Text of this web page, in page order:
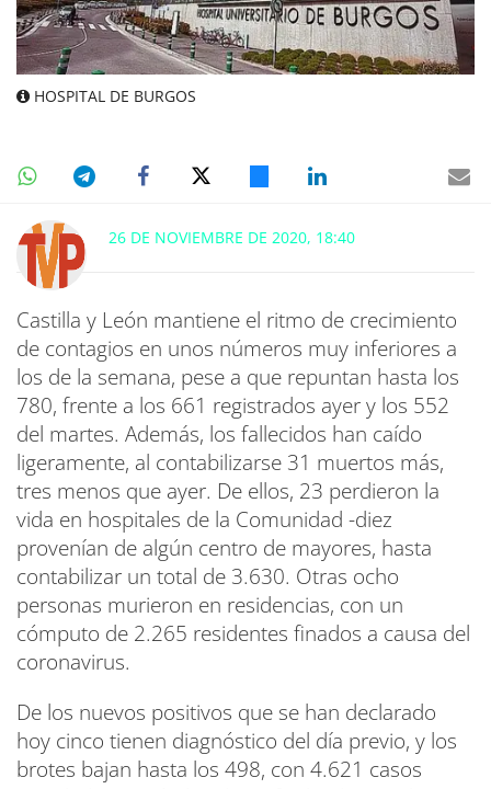
HOSPITAL DE BURGOS
26 DE NOVIEMBRE DE 2020, 18:40
Castilla y León mantiene el ritmo de crecimiento
de contagios en unos números muy inferiores a
los de la semana, pese a que repuntan hasta los
780, frente a los 661 registrados ayer y los 552
del martes. Además, los fallecidos han caído
ligeramente, al contabilizarse 31 muertos más,
tres menos que ayer. De ellos, 23 perdieron la
vida en hospitales de la Comunidad -diez
provenían de algún centro de mayores, hasta
contabilizar un total de 3.630. Otras ocho
personas murieron en residencias, con un
cómputo de 2.265 residentes finados a causa del
coronavirus.
De los nuevos positivos que se han declarado
hoy cinco tienen diagnóstico del día previo, y los
brotes bajan hasta los 498, con 4.621 casos